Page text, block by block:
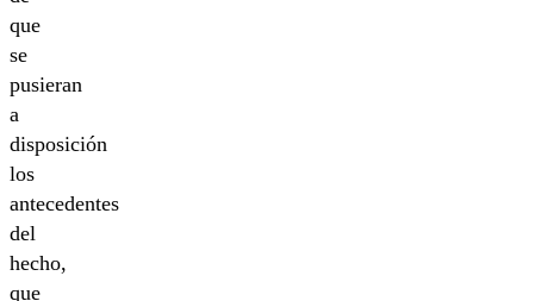
que
se
pusieran
a
disposición
los
antecedentes
del
hecho,
que